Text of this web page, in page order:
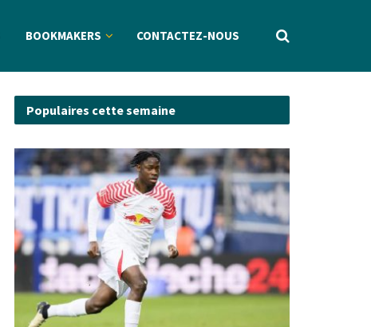
BOOKMAKERS CONTACTEZ-NOUS
Populaires cette semaine